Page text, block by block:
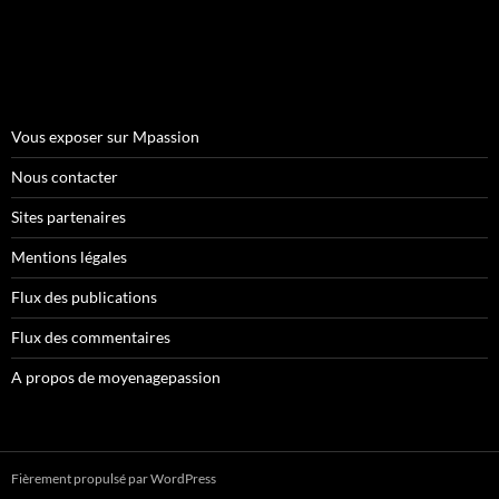
Vous exposer sur Mpassion
Nous contacter
Sites partenaires
Mentions légales
Flux des publications
Flux des commentaires
A propos de moyenagepassion
Fièrement propulsé par WordPress